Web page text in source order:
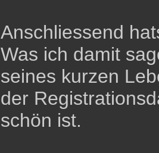
Anschliessend
Was ich damit
seines kurzen
der
schön ist.